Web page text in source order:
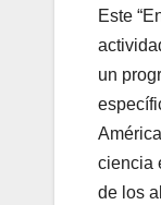
Este
un
ciencia
de los